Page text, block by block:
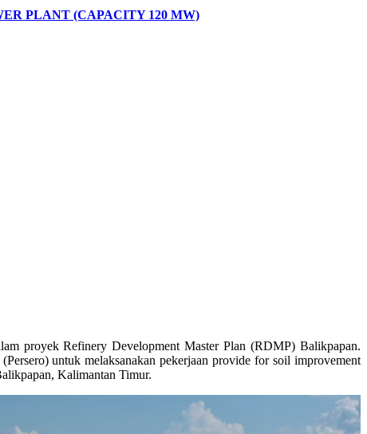
PLANT (CAPACITY 120 MW)
proyek Refinery Development Master Plan (RDMP) Balikpapan.
untuk melaksanakan pekerjaan provide for soil improvement
Kalimantan Timur.